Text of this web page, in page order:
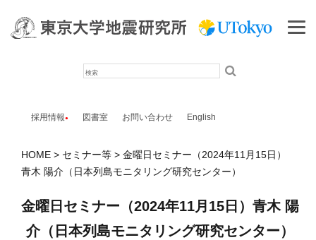
採用情報 図書室 お問い合わせ English
HOME セミナー等
金曜日セミナー（2024年11月15日）
青木 陽介（日本列島モニタリング研究センター）
金曜日セミナー（2024年11月15日）青木 陽
介（日本列島モニタリング研究センター）